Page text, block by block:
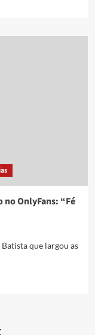
no OnlyFans: “Fé
que largou as